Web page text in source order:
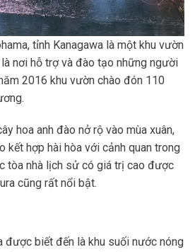
tỉnh Kanagawa là một khu vườn
nơi hỗ trợ và đào tạo những người
2016 khu vườn chào đón 110
hoa anh đào nở rộ vào mùa xuân,
kết hợp hài hòa với cảnh quan trong
tòa nhà lịch sử có giá trị cao được
cũng rất nổi bật.
được biết đến là khu suối nước nóng